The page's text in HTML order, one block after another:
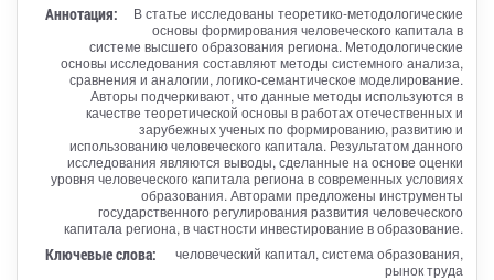
Аннотация:
В статье исследованы теоретико-методологические
основы формирования человеческого капитала в
системе высшего образования региона. Методологические
основы исследования составляют методы системного анализа,
сравнения и аналогии, логико-семантическое моделирование.
Авторы подчеркивают, что данные методы используются в
качестве теоретической основы в работах отечественных и
зарубежных ученых по формированию, развитию и
использованию человеческого капитала. Результатом данного
исследования являются выводы, сделанные на основе оценки
уровня человеческого капитала региона в современных условиях
образования. Авторами предложены инструменты
государственного регулирования развития человеческого
капитала региона, в частности инвестирование в образование.
Ключевые слова:
человеческий капитал, система образования,
рынок труда